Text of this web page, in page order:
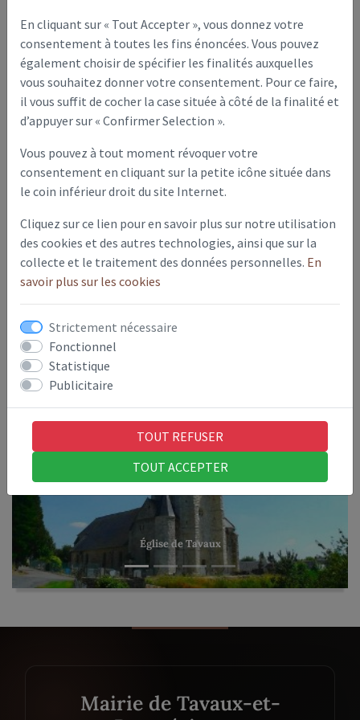
En cliquant sur « Tout Accepter », vous donnez votre
consentement à toutes les fins énoncées. Vous pouvez
également choisir de spécifier les finalités auxquelles
vous souhaitez donner votre consentement. Pour ce faire,
il vous suffit de cocher la case située à côté de la finalité et
d’appuyer sur « Confirmer Selection ».
Vous pouvez à tout moment révoquer votre
consentement en cliquant sur la petite icône située dans
le coin inférieur droit du site Internet.
Cliquez sur ce lien pour en savoir plus sur notre utilisation
des cookies et des autres technologies, ainsi que sur la
collecte et le traitement des données personnelles. En
savoir plus sur les cookies
Strictement nécessaire
Fonctionnel
Statistique
Publicitaire
TOUT REFUSER
TOUT ACCEPTER
La ferme de Malaise :Le corps de logis comporte des
sculptures représentant la vie rurale. La présence de sources
et le passage de la Serre expliquent l’alimentation d’un
ancien moulin et de lavoirs dont exhibe une statue de Saint
découvrir le « petit château », maison bourgeoise (19e) avec
ses tourelles et son parc.
Historiques Portail XV -ème, Fonts classés Monuments
historiques.
« La Vierge aux Donateurs » superbe copie de la toile de Van
Dyck.
Église de Tavaux
Mairie de Tavaux-et-